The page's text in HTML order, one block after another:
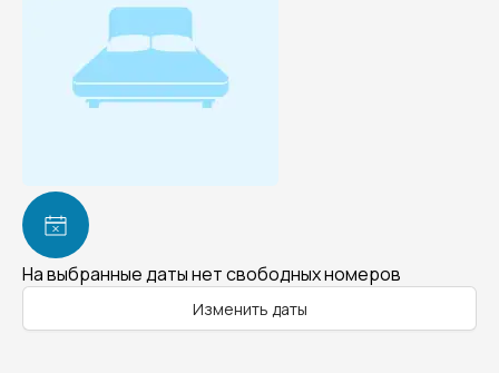
На выбранные даты нет свободных номеров
Изменить даты